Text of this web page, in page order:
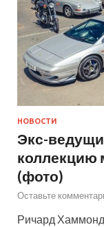
НОВОСТИ
Экс-
коллекцию
(фото)
Оставьте
Ричард Хаммонд